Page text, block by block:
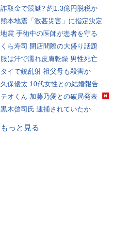
詐取金で競艇? 約1.3億円脱税か
熊本地震「激甚災害」に指定決定
地震 手術中の医師が患者を守る
くら寿司 閉店間際の大盛り話題
服は汗で濡れ皮膚乾燥 男性死亡
タイで銃乱射 祖父母も殺害か
久保優太 10代女性との結婚報告
テオくん 加藤乃愛との破局発表
黒木啓司氏 逮捕されていたか
もっと見る